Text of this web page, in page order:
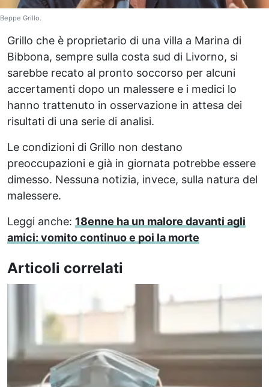
Beppe Grillo.
Grillo che è proprietario di una villa a Marina di
Bibbona, sempre sulla costa sud di Livorno, si
sarebbe recato al pronto soccorso per alcuni
accertamenti dopo un malessere e i medici lo
hanno trattenuto in osservazione in attesa dei
risultati di una serie di analisi.
Le condizioni di Grillo non destano
preoccupazioni e già in giornata potrebbe essere
dimesso. Nessuna notizia, invece, sulla natura del
malessere.
Leggi anche: 18enne ha un malore davanti agli
amici: vomito continuo e poi la morte
Articoli correlati